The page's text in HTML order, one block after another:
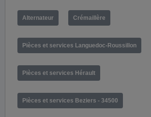
Alternateur Crémaillère
Pièces et services Languedoc-Roussillon
Pièces et services Hérault
Pièces et services Beziers - 34500